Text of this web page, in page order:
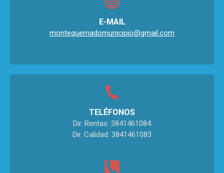
E-MAIL
montequemadomunicipio@gmail.com
TELÉFONOS
Dir. Rentas: 3841461084
Dir. Calidad: 3841461083